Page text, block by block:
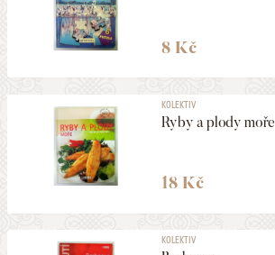
8 Kč
KOLEKTIV
Ryby a plody moře
18 Kč
KOLEKTIV